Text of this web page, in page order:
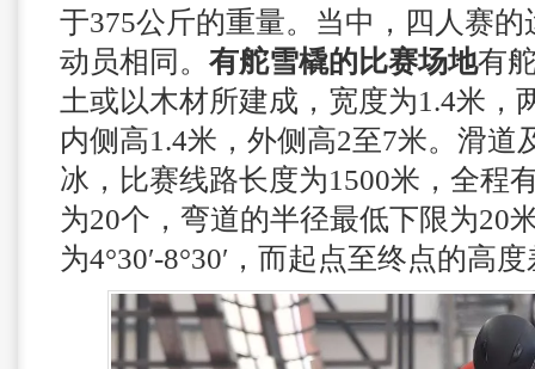
于375公斤的重量。当中，四人赛
动员相同。 有舵雪橇的比赛场地有
土或以木材所建成，宽度为1.4米，
内侧高1.4米，外侧高2至7米。滑道
冰，比赛线路长度为1500米，全程
为20个，弯道的半径最低下限为20
为4°30′-8°30′，而起点至终点的高